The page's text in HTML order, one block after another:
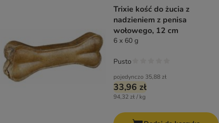
Trixie kość do żucia z
nadzieniem z penisa
wołowego, 12 cm
6 x 60 g
pojedynczo 35,88 zł
33,96 zł
94,32 zł / kg
Pusto